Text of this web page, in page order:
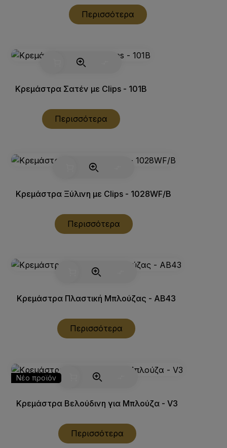
Περισσότερα
Κρεμάστρα Σατέν με Clips - 101B
Περισσότερα
Κρεμάστρα Ξύλινη με Clips - 1028WF/B
Περισσότερα
Κρεμάστρα Πλαστική Μπλούζας - AB43
Περισσότερα
Νέο προϊόν
Κρεμάστρα Βελούδινη για Μπλούζα - V3
Περισσότερα